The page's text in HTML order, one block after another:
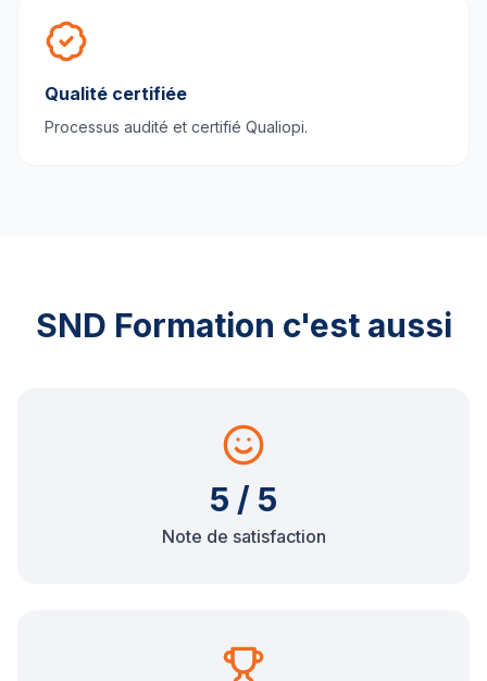
Qualité certifiée
Processus audité et certifié Qualiopi.
SND Formation c'est aussi
5 / 5
Note de satisfaction